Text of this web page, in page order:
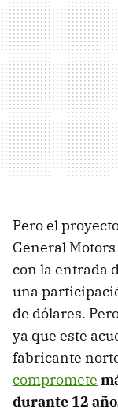
Pero el
General
con la entrada
una
de dólares.
ya que este
fabricante
compromete
durante 12